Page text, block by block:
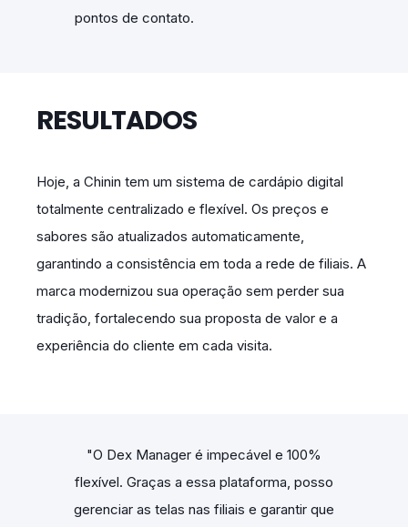
pontos de contato.
RESULTADOS
Hoje, a Chinin tem um sistema de cardápio digital
totalmente centralizado e flexível. Os preços e
sabores são atualizados automaticamente,
garantindo a consistência em toda a rede de filiais. A
marca modernizou sua operação sem perder sua
tradição, fortalecendo sua proposta de valor e a
experiência do cliente em cada visita.
"O Dex Manager é impecável e 100%
flexível. Graças a essa plataforma, posso
gerenciar as telas nas filiais e garantir que